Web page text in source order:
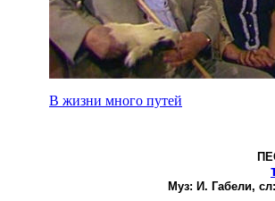
В жизни много путей
Муз: И. Габели,